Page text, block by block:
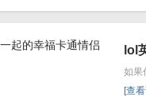
lol
如果
[查